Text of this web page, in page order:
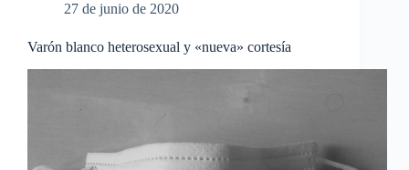
27 de junio de 2020
Varón blanco heterosexual y «nueva» cortesía